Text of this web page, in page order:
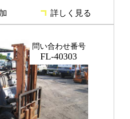
詳しく見る
問い合わせ番号
FL-40303